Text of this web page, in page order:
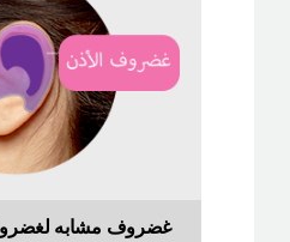
غضروف مشابه